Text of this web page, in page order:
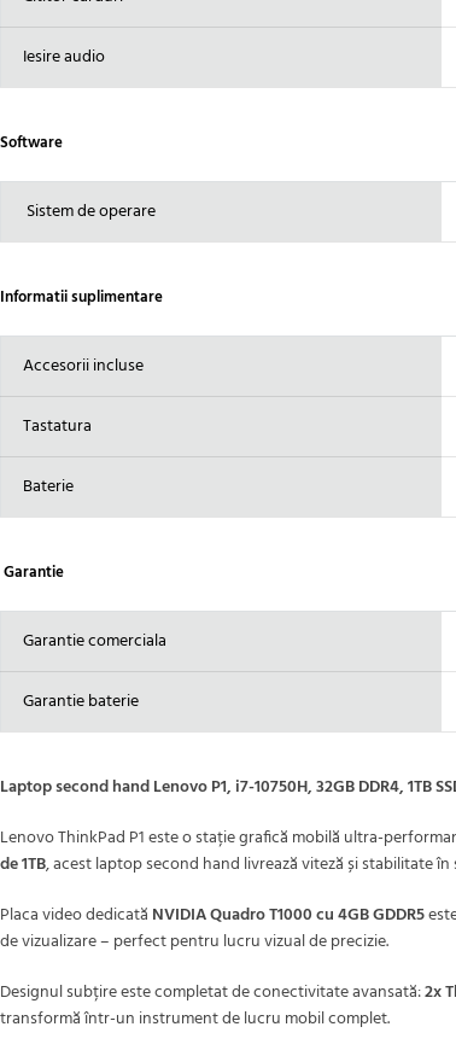
Iesire audio
Software
Sistem de operare
Informatii suplimentare
Accesorii incluse
Tastatura
Baterie
Garantie
Garantie comerciala
Garantie baterie
Laptop second hand Lenovo P1, i7-10750H, 32GB DDR4,
Lenovo ThinkPad P1 este o stație grafică mobilă ultra-
de 1TB, acest laptop second hand livrează viteză și stabilitate în
Placa video dedicată NVIDIA Quadro T1000 cu 4GB GDDR5
de vizualizare – perfect pentru lucru vizual de precizie.
Designul subțire este completat de conectivitate avansată:2x
transformă într-un instrument de lucru mobil complet.